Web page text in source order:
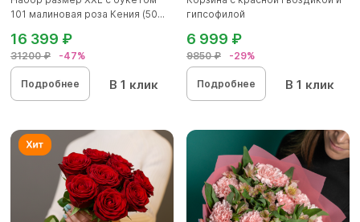
101 малиновая роза Кения (50...
31200 ₽ -47%
16 399 ₽
Подробнее В 1 клик
гипсофилой
9850 ₽ -29%
6 999 ₽
Подробнее В 1 клик